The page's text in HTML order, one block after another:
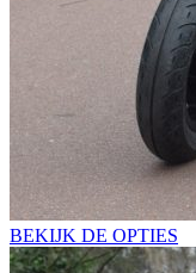
BEKIJK DE OPTIES